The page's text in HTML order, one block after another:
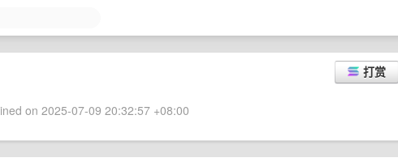
打赏
on 2025-07-09 20:32:57 +08:00